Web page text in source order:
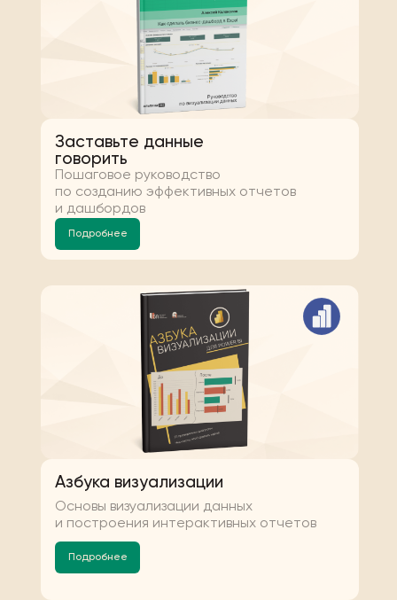
Заставьте данные
говорить
Пошаговое руководство
по созданию эффективных отчетов
и дашбордов
Подробнее
Азбука визуализации
Основы визуализации данных
и построения интерактивных отчетов
Подробнее